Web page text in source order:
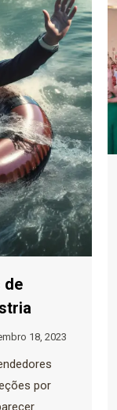
de
18, 2023
por